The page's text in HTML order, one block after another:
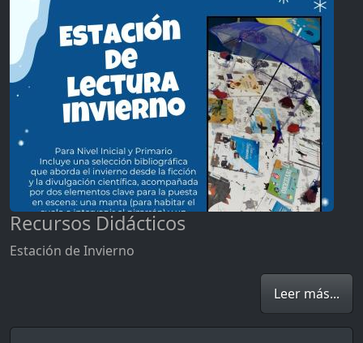
Recursos Didácticos
Estación de Invierno
Leer más...